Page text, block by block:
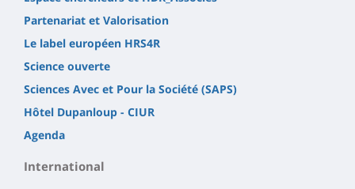
Partenariat et Valorisation
Le label européen HRS4R
Science ouverte
Sciences Avec et Pour la Société (SAPS)
Hôtel Dupanloup - CIUR
Agenda
International